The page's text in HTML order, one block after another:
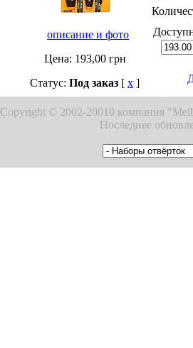
описание и фото
Цена: 193,00грн
Статус: Под заказ [ x ]
Copyright © 2002-20010 компания
Последнее